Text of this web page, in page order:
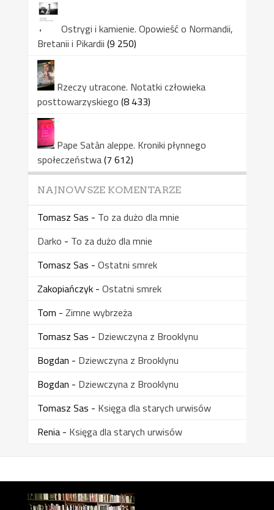
Ostrygi i kamienie. Opowieść o Normandii,
Bretanii i Pikardii (9 250)
Rzeczy utracone. Notatki człowieka
posttowarzyskiego (8 433)
Pape Satàn aleppe. Kroniki płynnego
społeczeństwa(7 612)
NAJNOWSZE KOMENTARZE
Tomasz Sas - To za dużo dla mnie
Darko - To za dużo dla mnie
Tomasz Sas - Ostatni smrek
Zakopiańczyk- Ostatni smrek
Tom - Zimne wybrzeża
Tomasz Sas - Dziewczyna z Brooklynu
Bogdan - Dziewczyna z Brooklynu
Bogdan - Dziewczyna z Brooklynu
Tomasz Sas - Księga dla starych urwisów
Renia- Księga dla starych urwisów